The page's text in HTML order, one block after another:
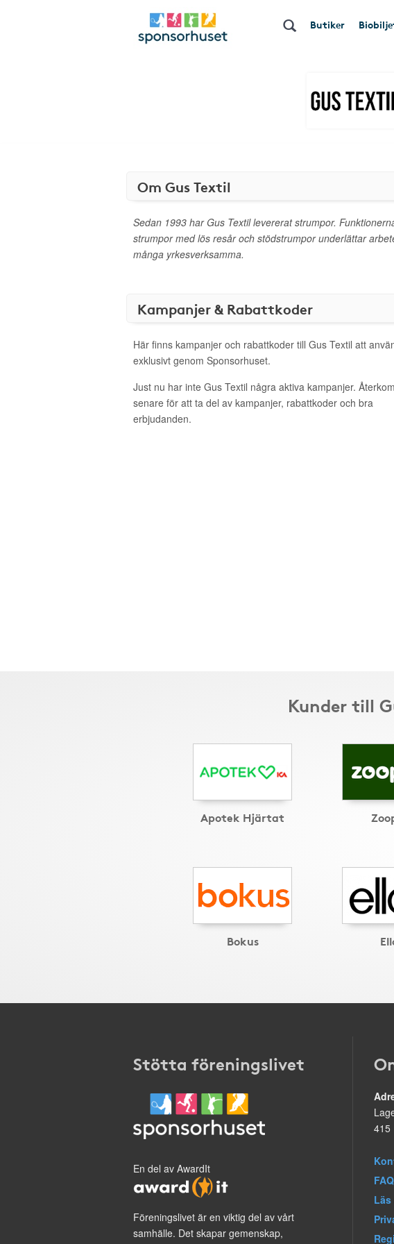
Butiker
Om Gus Textil
Sedan 1993 har Gus Textil levererat strumpor.
strumpor med lös resår och stödstrumpor underlättar
många yrkesverksamma.
Kampanjer & Rabattkoder
Här finns kampanjer och rabattkoder till Gus Textil att
exklusivt genom Sponsorhuset.
Just nu har inte Gus Textil några aktiva kampanjer.
senare för att ta del av kampanjer, rabattkoder och bra
erbjudanden.
Kunder till
Apotek Hjärtat
Bokus
Stötta föreningslivet
En del av AwardIt
Föreningslivet är en viktig del av vårt
samhälle. Det skapar gemenskap,
415
FAQ